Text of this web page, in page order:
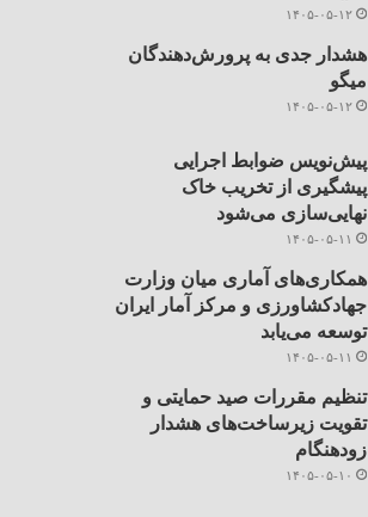
۱۴۰۵-۰۵-۱۲
هشدار جدی به پرورش‌دهندگان
میگو
۱۴۰۵-۰۵-۱۲
پیش‌نویس ضوابط اجرایی
پیشگیری از تخریب خاک
نهایی‌سازی می‌شود
۱۴۰۵-۰۵-۱۱
همکاری‌های آماری میان وزارت
جهادکشاورزی و مرکز آمار ایران
توسعه می‌یابد
۱۴۰۵-۰۵-۱۱
تنظیم مقررات صید حمایتی و
تقویت زیرساخت‌های هشدار
زودهنگام
۱۴۰۵-۰۵-۱۰